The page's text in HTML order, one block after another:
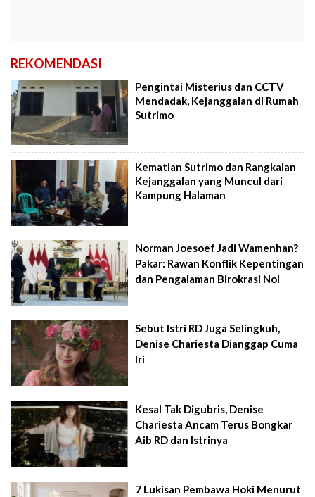
REKOMENDASI
Pengintai Misterius dan CCTV
Mendadak, Kejanggalan di Rumah
Sutrimo
Kematian Sutrimo dan Rangkaian
Kejanggalan yang Muncul dari
Kampung Halaman
Norman Joesoef Jadi Wamenhan?
Pakar: Rawan Konflik Kepentingan
dan Pengalaman Birokrasi Nol
Sebut Istri RD Juga Selingkuh,
Denise Chariesta Dianggap Cuma
Iri
Kesal Tak Digubris, Denise
Chariesta Ancam Terus Bongkar
Aib RD dan Istrinya
7 Lukisan Pembawa Hoki Menurut